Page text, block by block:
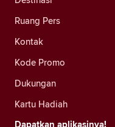
Ruang Pers
Kontak
Kode Promo
Dukungan
Kartu Hadiah